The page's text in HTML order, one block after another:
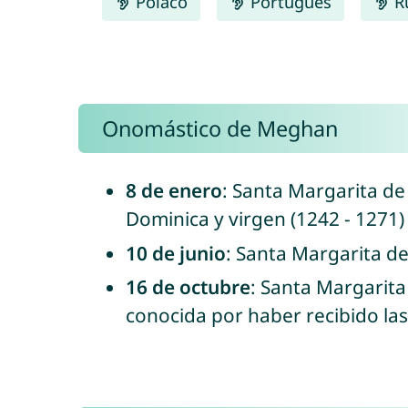
Onomástico de Meghan
8 de enero: Santa Margarita
Dominica y virgen (1242 - 1271)
10 de junio: Santa Margarita
16 de octubre: Santa
conocida por haber recibido